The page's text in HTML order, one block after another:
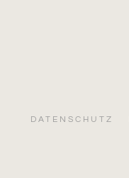
DATENSCHUTZ